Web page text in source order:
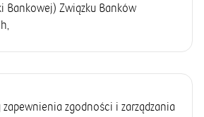
Bankowej) Związku Banków
zapewnienia zgodności i zarządzania